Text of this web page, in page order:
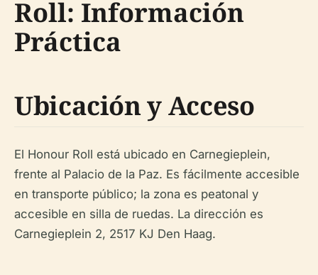
Roll: Información
Práctica
Ubicación y Acceso
El Honour Roll está ubicado en Carnegieplein,
frente al Palacio de la Paz. Es fácilmente accesible
en transporte público; la zona es peatonal y
accesible en silla de ruedas. La dirección es
Carnegieplein 2, 2517 KJ Den Haag.